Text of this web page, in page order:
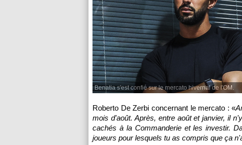
Benatia s'est confié sur le mercato hivernal de l'OM.
Roberto De Zerbi concernant le mercato : «
mois d'août. Après, entre août et janvier, il
cachés à la Commanderie et les investir.
joueurs pour lesquels tu as compris que ça